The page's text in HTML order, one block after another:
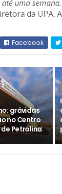
uma
da UPA,
Facebook
grávidas
no Centro
Petrolina